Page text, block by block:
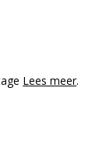
Lees meer.